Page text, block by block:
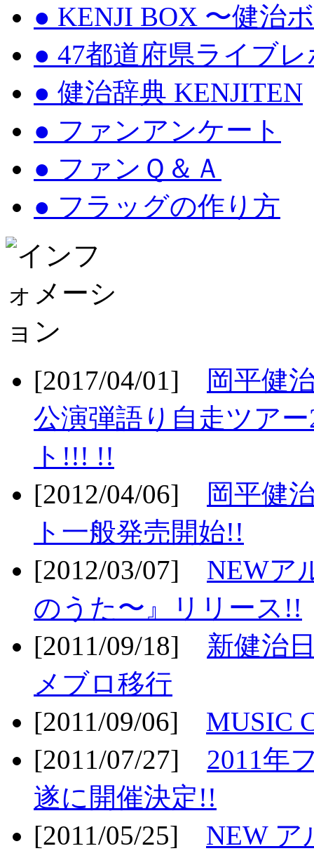
● KENJI BOX 〜健治
● 47都道府県ライブ
● 健治辞典 KENJITEN
● ファンアンケート
● ファンＱ＆Ａ
● フラッグの作り方
[2017/04/01]
岡平健
公演弾語り自走ツア
ト!!! !!
[2012/04/06]
岡平健
ト一般発売開始!!
[2012/03/07] NEWア
のうた〜』リリース!!
[2011/09/18] 新健治
メブロ移行
[2011/09/06] MUSIC
[2011/07/27] 2011年
遂に開催決定!!
[2011/05/25] NEW